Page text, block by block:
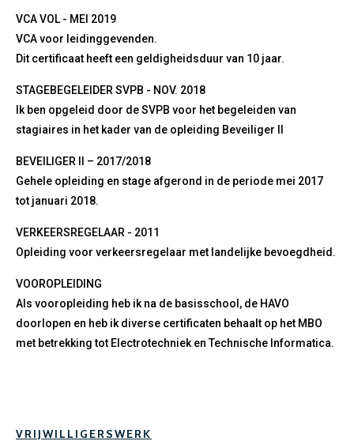
VCA VOL - MEI 2019
VCA voor leidinggevenden.
Dit certificaat heeft een geldigheidsduur van 10 jaar.
STAGEBEGELEIDER SVPB - NOV. 2018
Ik ben opgeleid door de SVPB voor het begeleiden van
stagiaires in het kader van de opleiding Beveiliger II
BEVEILIGER II – 2017/2018
Gehele opleiding en stage afgerond in de periode mei 2017
tot januari 2018.
VERKEERSREGELAAR - 2011
Opleiding voor verkeersregelaar met landelijke bevoegdheid.
VOOROPLEIDING
Als vooropleiding heb ik na de basisschool, de HAVO
doorlopen en heb ik diverse certificaten behaalt op het MBO
met betrekking tot Electrotechniek en Technische Informatica.
VRIJWILLIGERSWERK